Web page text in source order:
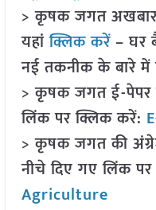
> कृषक जगत
यहांक्लिक करें– घर
नई तकनीक के बारे में
> कृषक जगत ई-पेपर
लिंक पर क्लिक करें:
> कृषक जगत की
नीचे दिए गए लिंक
Agriculture